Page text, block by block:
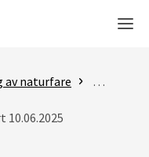
av naturfare Flom- og
10.06.2025